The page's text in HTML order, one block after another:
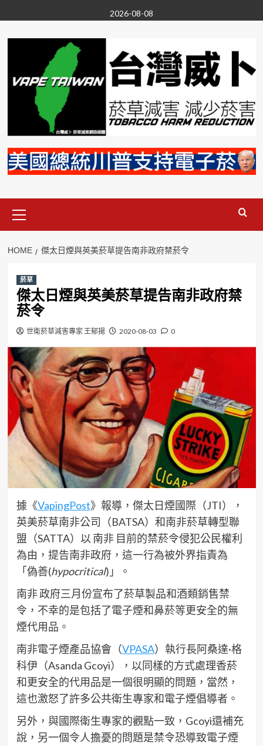
to
content
2026-08-08
Menu
HOME 傑太日煙與英美菸草提告南非政府禁菸令
菸草
傑太日煙與英美菸草提告南非政府禁
菸令
世衛菸草減害專家 王郁揚 2020-08-03 0
據《VapingPost》報導，傑太日煙國際（JTI），
英美菸草南非公司（BATSA）和南非菸草轉型聯
盟（SATTA）以 南非 目前的禁菸令侵犯公民權利
為由，提告南非政府，這一行為被外界指責為
「偽善(hypocritical)」。
南非 政府三月份宣布了菸草製品和酒類銷售禁
令，不幸的是包括了電子煙和鼻菸等更安全的無
煙代用品。
南非電子煙產品協會（VPASA）執行長阿桑達·格
科伊（Asanda Gcoyi），以同樣的方式處理香菸
和更安全的代用品是一個很明顯的問題，當然，
這也激怒了許多公共衛生專家和電子煙倡導者。
另外，與國際衛生專家的觀點一致，Gcoyi還補充
說，另一個令人擔憂的問題是禁令恐導致電子煙